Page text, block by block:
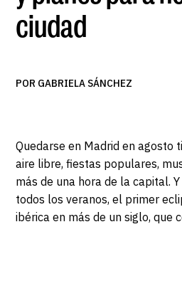
ciudad
POR GABRIELA SÁNCHEZ
Quedarse en Madrid en agosto
aire libre, fiestas populares,
más de una hora de la capital.
todos los veranos, el primer
ibérica en más de un siglo, que